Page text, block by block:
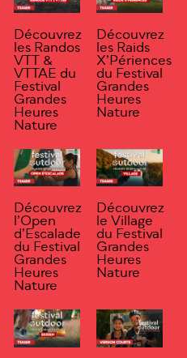
Découvrez
les Randos
VTT &
VTTAE du
Festival
Grandes
Heures
Nature
Découvrez
les Raids
X’Périences
du Festival
Grandes
Heures
Nature
Découvrez
l’Open
d’Escalade
du Festival
Grandes
Heures
Nature
Découvrez
le Village
du Festival
Grandes
Heures
Nature